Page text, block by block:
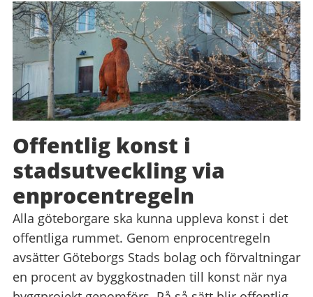
Offentlig konst i
stadsutveckling via
enprocentregeln
Alla göteborgare ska kunna uppleva konst i det
offentliga rummet. Genom enprocentregeln
avsätter Göteborgs Stads bolag och förvaltningar
en procent av byggkostnaden till konst när nya